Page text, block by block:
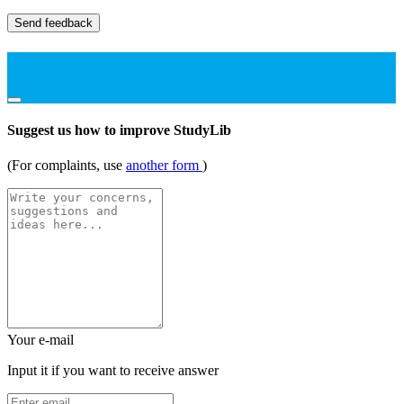
Send feedback
Suggest us how to improve StudyLib
(For complaints, use another form )
Your e-mail
Input it if you want to receive answer